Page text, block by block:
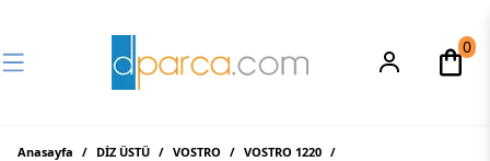
0
Anasayfa / DİZ ÜSTÜ / VOSTRO / VOSTRO 1220 /